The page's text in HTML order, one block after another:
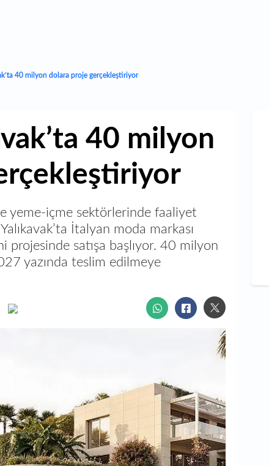
40 milyon dolara proje gerçekleştiriyor
40 milyon
yeme-içme sektörlerinde faaliyet
İtalyan moda markası
projesinde satışa başlıyor. 40 milyon
yazında teslim edilmeye